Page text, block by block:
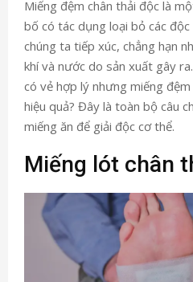
Miếng đệm chân thải độc là
bố có tác dụng loại bỏ các
chúng ta tiếp xúc, chẳng hạn
khí và nước do sản xuất gây
có vẻ hợp lý nhưng miếng
hiệu quả? Đây là toàn bộ câu
miếng ăn để giải độc cơ thể.
Miếng lót chân